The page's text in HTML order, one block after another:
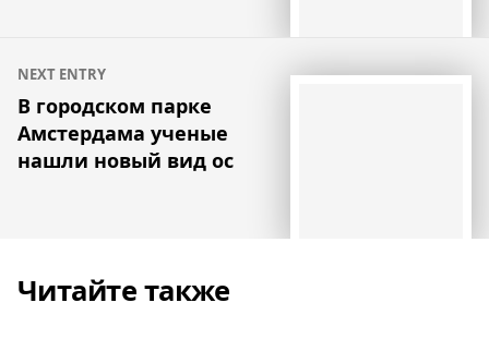
NEXT ENTRY
В городском парке
Амстердама ученые
нашли новый вид ос
Читайте также